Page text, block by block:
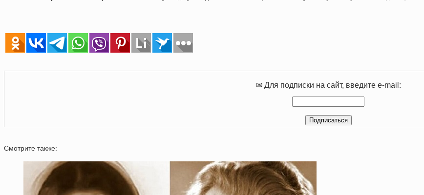
✉ Для подписки на сайт, введите e-mail:
Смотрите также: